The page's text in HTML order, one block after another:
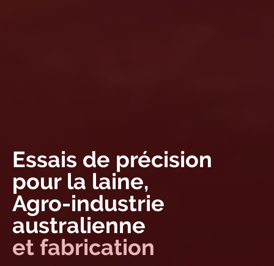
Essais de précision
pour la laine,
Agro-industrie
australienne
et fabrication